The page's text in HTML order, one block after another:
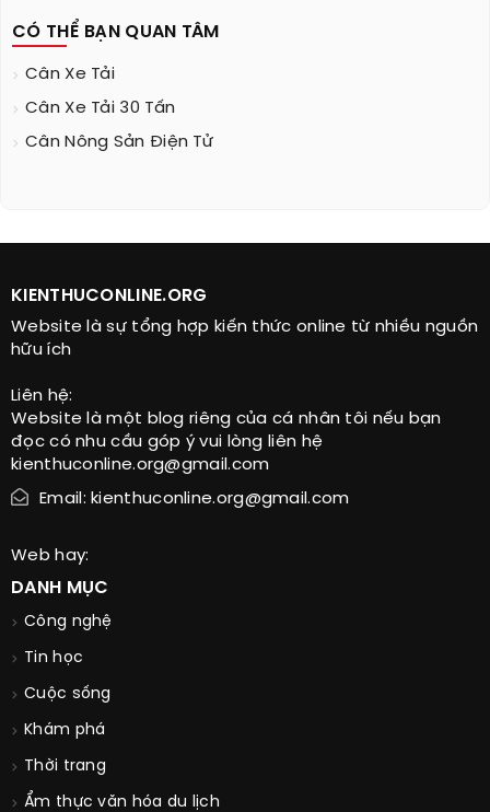
CÓ THỂ BẠN QUAN TÂM
Cân Xe Tải
Cân Xe Tải 30 Tấn
Cân Nông Sản Điện Tử
KIENTHUCONLINE.ORG
Website là sự tổng hợp kiến thức online từ nhiều nguồn
hữu ích
Liên hệ:
Website là một blog riêng của cá nhân tôi nếu bạn
đọc có nhu cầu góp ý vui lòng liên hệ
kienthuconline.org@gmail.com
Email: kienthuconline.org@gmail.com
Web hay:
DANH MỤC
Công nghệ
Tin học
Cuộc sống
Khám phá
Thời trang
Ẩm thực văn hóa du lịch